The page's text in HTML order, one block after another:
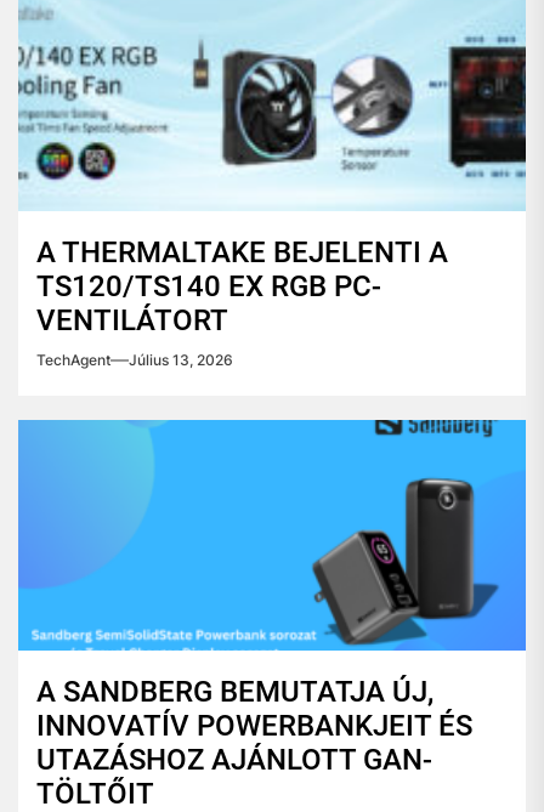
A THERMALTAKE BEJELENTI A
TS120/TS140 EX RGB PC-
VENTILÁTORT
TechAgent Július 13, 2026
A SANDBERG BEMUTATJA ÚJ,
INNOVATÍV POWERBANKJEIT ÉS
UTAZÁSHOZ AJÁNLOTT GAN-
TÖLTŐIT